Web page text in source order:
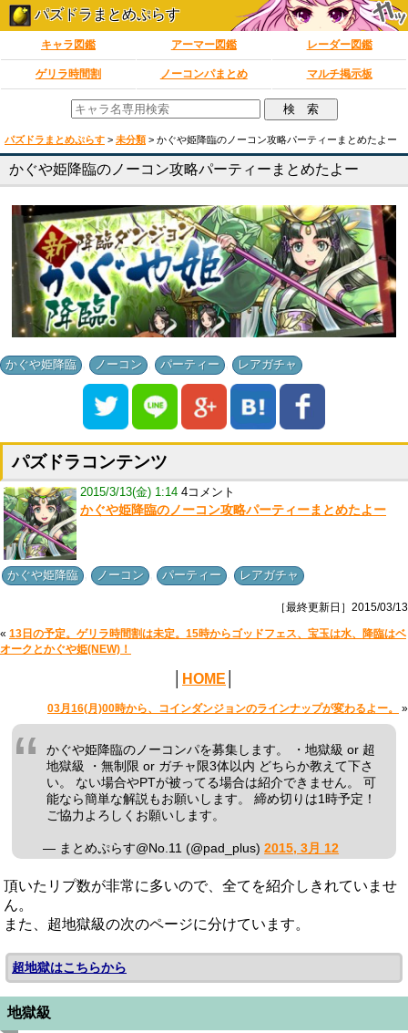
パズドラまとめぷらす
キャラ図鑑 アーマー図鑑 レーダー図鑑
ゲリラ時間割 ノーコンパまとめ マルチ掲示板
パズドラまとめぷらす > 未分類 > かぐや姫降臨のノーコン攻略パーティーまとめたよー
かぐや姫降臨のノーコン攻略パーティーまとめたよー
かぐや姫降臨 ノーコン パーティー レアガチャ
パズドラコンテンツ
2015/3/13(金) 1:14 4コメント
かぐや姫降臨のノーコン攻略パーティーまとめたよー
かぐや姫降臨 ノーコン パーティー レアガチャ
［最終更新日］2015/03/13
« 13日の予定。ゲリラ時間割は未定。15時からゴッドフェス、宝玉は水、降臨はベ
オークとかぐや姫(NEW)！
HOME
03月16(月)00時から、コインダンジョンのラインナップが変わるよー。 »
かぐや姫降臨のノーコンパを募集します。 ・地獄級 or 超
地獄級 ・無制限 or ガチャ限3体以内 どちらか教えて下さ
い。 ない場合やPTが被ってる場合は紹介できません。 可
能なら簡単な解説もお願いします。 締め切りは1時予定！
ご協力よろしくお願いします。
— まとめぷらす@No.11 (@pad_plus)2015, 3月 12
頂いたリプ数が非常に多いので、全てを紹介しきれていませ
ん。
また、超地獄級の次のページに分けています。
超地獄はこちらから
地獄級